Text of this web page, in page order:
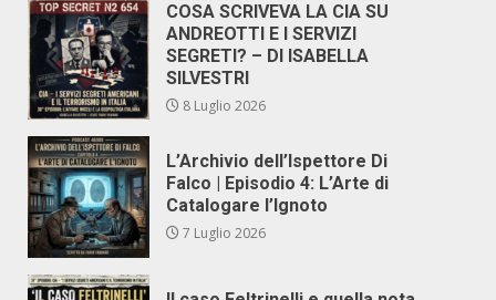
COSA SCRIVEVA LA CIA SU
ANDREOTTI E I SERVIZI
SEGRETI? – DI ISABELLA
SILVESTRI
8 Luglio 2026
L’Archivio dell’Ispettore Di
Falco | Episodio 4: L’Arte di
Catalogare l’Ignoto
7 Luglio 2026